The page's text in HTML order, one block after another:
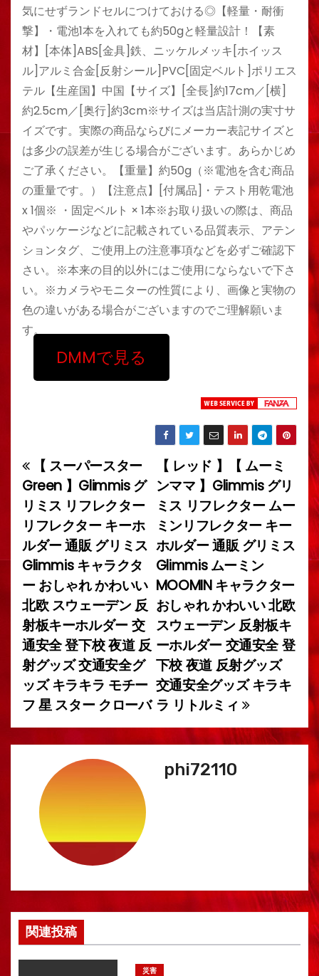
気にせずランドセルにつけておける◎【軽量・耐衝
撃】・電池1本を入れても約50gと軽量設計！【素
材】[本体]ABS[金具]鉄、ニッケルメッキ[ホイッス
ル]アルミ合金[反射シール]PVC[固定ベルト]ポリエス
テル【生産国】中国【サイズ】[全長]約17cm／[横]
約2.5cm／[奥行]約3cm※サイズは当店計測の実寸サ
イズです。実際の商品ならびにメーカー表記サイズと
は多少の誤差が生じる場合がございます。あらかじめ
ご了承ください。【重量】約50g（※電池を含む商品
の重量です。）【注意点】[付属品]・テスト用乾電池
x 1個※ ・固定ベルト × 1本※お取り扱いの際は、商品
やパッケージなどに記載されている品質表示、アテン
ションタグ、ご使用上の注意事項などを必ずご確認下
さい。※本来の目的以外にはご使用にならないで下さ
い。※カメラやモニターの性質により、画像と実物の
色の違いがある場合がございますのでご理解願いま
す。
DMMで見る
投
稿
ナ
ビ
ゲ
ー
シ
ョ
ン
【 レッド 】【 ムーミ
ンママ 】Glimmis グリ
ミス リフレクター ムー
ミンリフレクター キー
ホルダー 通販 グリミス
Glimmis ムーミン
MOOMIN キャラクター
おしゃれ かわいい 北欧
スウェーデン 反射板キ
ーホルダー 交通安全 登
下校 夜道 反射グッズ
交通安全グッズ キラキ
ラ リトルミィ
【 スーパースター
Green 】Glimmis グ
リミス リフレクター
リフレクター キーホ
ルダー 通販 グリミス
Glimmis キャラクタ
ー おしゃれ かわいい
北欧 スウェーデン 反
射板キーホルダー 交
通安全 登下校 夜道 反
射グッズ 交通安全グ
ッズ キラキラ モチー
フ 星 スター クローバ
phi72110
関連投稿
災害